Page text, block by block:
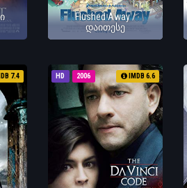
Flushed Away /
დაითესე
7.4 HD 2006 IMDB 6.6